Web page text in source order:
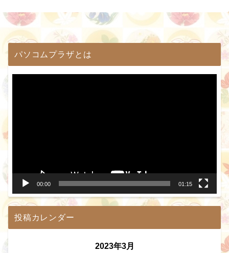
パソコムプラザとは
00:00 01:15
投稿カレンダー
2023年3月